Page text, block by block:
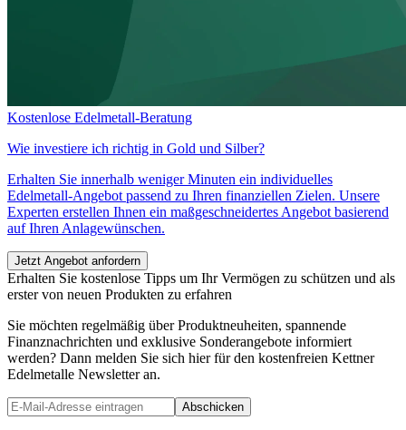
Kostenlose Edelmetall-Beratung
Wie investiere ich richtig in Gold und Silber?
Erhalten Sie innerhalb weniger Minuten ein individuelles
Edelmetall-Angebot passend zu Ihren finanziellen Zielen. Unsere
Experten erstellen Ihnen ein maßgeschneidertes Angebot basierend
auf Ihren Anlagewünschen.
Jetzt Angebot anfordern
Erhalten Sie kostenlose Tipps um Ihr Vermögen zu schützen und als
erster von neuen Produkten zu erfahren
Sie möchten regelmäßig über Produktneuheiten, spannende
Finanznachrichten und exklusive Sonderangebote informiert
werden? Dann melden Sie sich hier für den kostenfreien Kettner
Edelmetalle Newsletter an.
Abschicken